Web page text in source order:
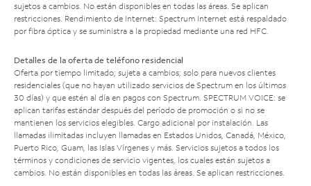
sujetos a cambios. No están disponibles en todas las áreas. Se aplican
restricciones. Rendimiento de Internet: Spectrum Internet está respaldado
por fibra óptica y se suministra a la propiedad mediante una red HFC.
Detalles de la oferta de teléfono residencial
Oferta por tiempo limitado; sujeta a cambios; solo para nuevos clientes
residenciales (que no hayan utilizado servicios de Spectrum en los últimos
30 días) y que estén al día en pagos con Spectrum. SPECTRUM VOICE: se
aplican tarifas estándar después del período de promoción o si no se
mantienen los servicios elegibles. Cargo adicional por instalación. Las
llamadas ilimitadas incluyen llamadas en Estados Unidos, Canadá, México,
Puerto Rico, Guam, las Islas Vírgenes y más. Servicios sujetos a todos los
términos y condiciones de servicio vigentes, los cuales están sujetos a
cambios. No están disponibles en todas las áreas. Se aplican restricciones.